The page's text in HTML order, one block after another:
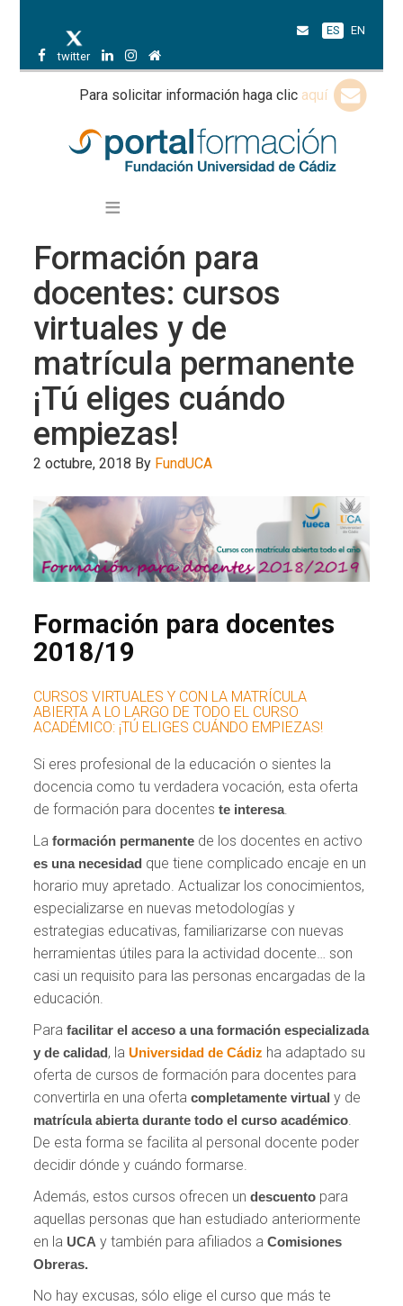
twitter
ES EN
Para solicitar información haga clic aquí
Formación para
docentes: cursos
virtuales y de
matrícula permanente
¡Tú eliges cuándo
empiezas!
2 octubre, 2018 By FundUCA
Formación para docentes
2018/19
CURSOS VIRTUALES Y CON LA MATRÍCULA
ABIERTA A LO LARGO DE TODO EL CURSO
ACADÉMICO: ¡TÚ ELIGES CUÁNDO EMPIEZAS!
Si eres profesional de la educación o sientes la
docencia como tu verdadera vocación, esta oferta
de formación para docentes te interesa.
Laformación permanente de los docentes en activo
es una necesidad que tiene complicado encaje en un
horario muy apretado. Actualizar los conocimientos,
especializarse en nuevas metodologías y
estrategias educativas, familiarizarse con nuevas
herramientas útiles para la actividad docente… son
casi un requisito para las personas encargadas de la
educación.
Parafacilitar el acceso a una formación especializada
y de calidad, laUniversidad de Cádiz ha adaptado su
oferta de cursos de formación para docentes para
convertirla en una ofertacompletamente virtual y de
matrícula abierta durante todo el curso académico.
De esta forma se facilita al personal docente poder
decidir dónde y cuándo formarse.
Además, estos cursos ofrecen undescuento para
aquellas personas que han estudiado anteriormente
en la UCA y también para afiliados aComisiones
Obreras.
No hay excusas, sólo elige el curso que más te